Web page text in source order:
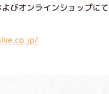
びオンラインショップにて